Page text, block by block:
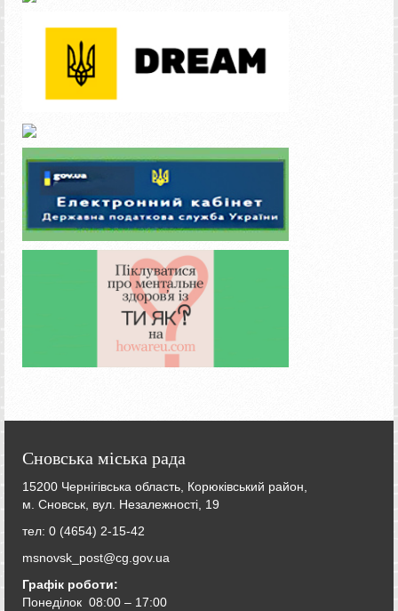
Сновська міська рада
15200 Чернігівська область, Корюківський район,
м. Сновськ, вул. Незалежності, 19
тел: 0 (4654) 2-15-42
msnovsk_post@cg.gov.ua
Графік роботи:
Понеділок 08:00 – 17:00